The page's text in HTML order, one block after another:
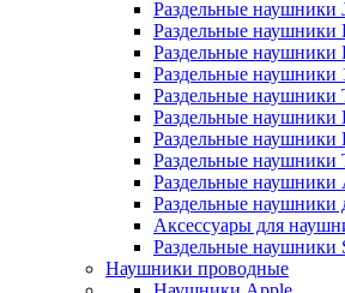
Раздельные наушники
Раздельные наушники
Раздельные наушники
Раздельные наушники
Раздельные наушники
Раздельные наушники
Раздельные наушники
Раздельные наушники
Раздельные наушники
Раздельные наушники
Аксессуары для
Раздельные наушники
Наушники проводные